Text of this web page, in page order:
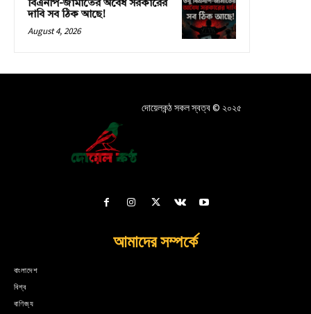
বিএনপি-জামাতের অবৈধ সরকারের
দাবি সব ঠিক আছে!
August 4, 2026
দোয়েলকন্ঠ সকল স্বত্ব © ২০২৫
আমাদের সম্পর্কে
বাংলাদেশ
বিশ্ব
বাণিজ্য